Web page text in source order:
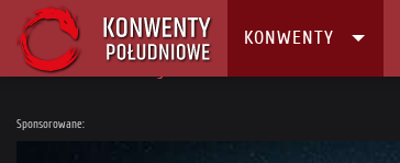
KONWENTY
Główna
Sponsorowane: